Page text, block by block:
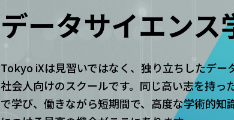
データサイエンス
Tokyo iXは見習いではなく、独り立ちしたデー
社会人向けのスクールです。同じ高い志を持っ
で学び、働きながら短期間で、高度な学術的知